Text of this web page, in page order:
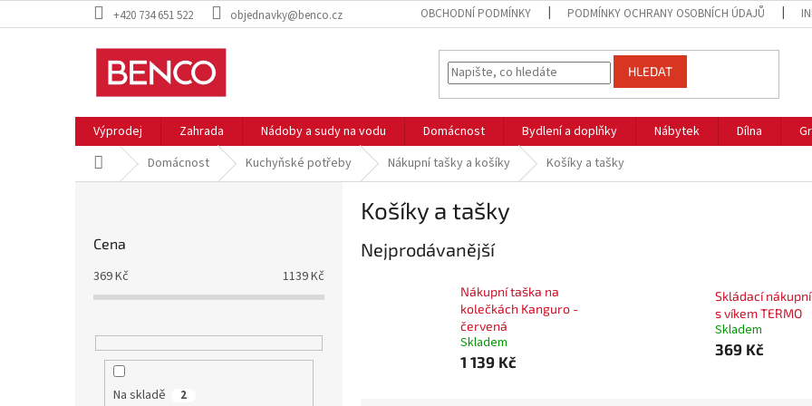
na
+420 734 651 522 objednavky@benco.cz OBCHODNÍ PODMÍNKY PODMÍNKY OCHRANY OSOBNÍCH ÚDAJŮ
HLEDAT
Výprodej Zahrada Nádoby a sudy na vodu Domácnost Bydlení a doplňky Nábytek Dílna
Domů Domácnost Kuchyňské potřeby Nákupní tašky a košíky Košíky a tašky
Cena
369Kč 1139Kč
Na skladě 2
Košíky a tašky
Nejprodávanější
Nákupní taška na
kolečkách Kanguro -
červená
Skladem
1 139 Kč
Skládací
s víkem TERMO
Skladem
369 Kč